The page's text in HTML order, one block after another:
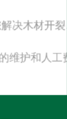
等7大流
决木材开
维护和人工
前做好把
等7大流
解决木材
后期的维